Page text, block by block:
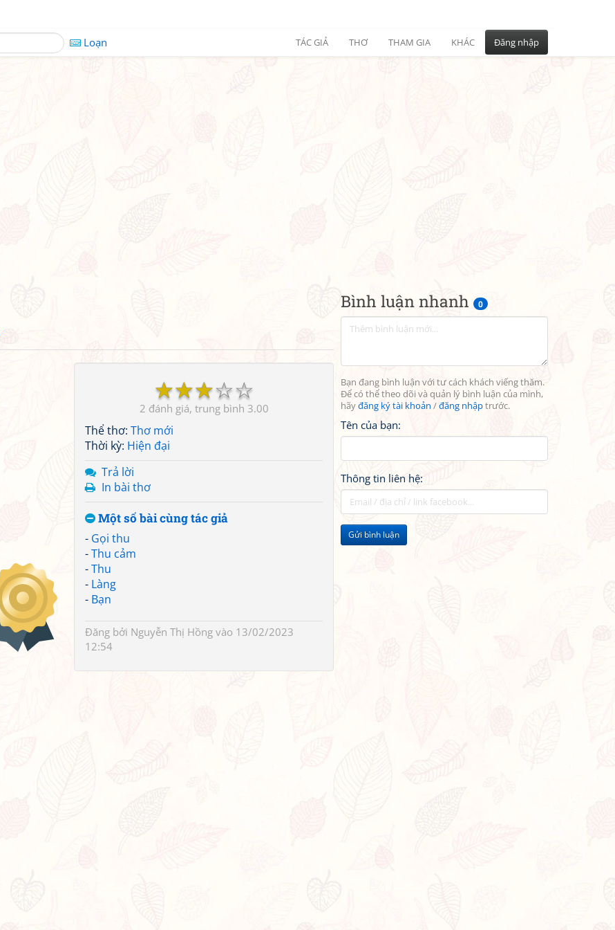
Loạn TÁC GIẢ THƠ THAM GIA KHÁC Đăng nhập
Bình luận nhanh 0
Bạn đang bình luận với tư cách khách viếng thăm.
Để có thể theo dõi và quản lý bình luận của mình,
hãyđăng ký tài khoản /đăng nhậptrước.
Tên của bạn:
Thông tin liên hệ:
Gửi bình luận
☆
☆
☆
☆
☆
2 3.00
Thể thơ: Thơ mới
Thời kỳ: Hiện đại
Trả lời
In bài thơ
Một số bài cùng tác giả
- Gọi thu
-Thu cảm
-Thu
- Làng
- Bạn
Đăng bởi Nguyễn Thị Hồng vào 13/02/2023
12:54